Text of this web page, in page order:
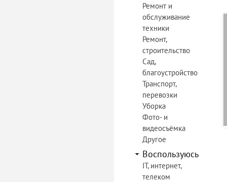
Ремонт и
обслуживание
техники
Ремонт,
строительство
Сад,
благоустройство
Транспорт,
перевозки
Уборка
Фото- и
видеосъёмка
Другое
Воспользуюсь
IT, интернет,
телеком